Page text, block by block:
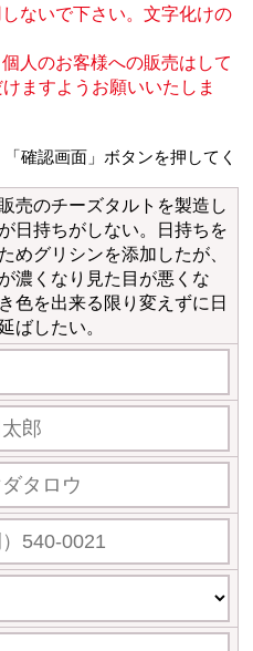
ないで下さい。文字化けの
人のお客様への販売はして
ますようお願いいたしま
確認画面」ボタンを押してく
売のチーズタルトを製造し
日持ちがしない。日持ちを
めグリシンを添加したが、
濃くなり見た目が悪くな
色を出来る限り変えずに日
ばしたい。